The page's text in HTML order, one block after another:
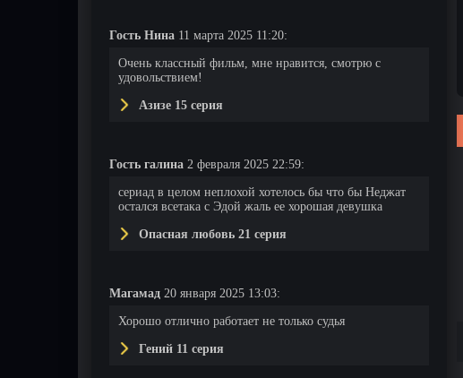
Гость Нина 11 марта 2025 11:20:
Очень классный фильм, мне нравится, смотрю с
удовольствием!
Азизе 15 серия
Гость галина 2 февраля 2025 22:59:
сериад в целом неплохой хотелось бы что бы Неджат
остался всетака с Эдой жаль ее хорошая девушка
Опасная любовь 21 серия
Магамад 20 января 2025 13:03:
Хорошо отлично работает не только судья
Гений 11 серия
15 серия